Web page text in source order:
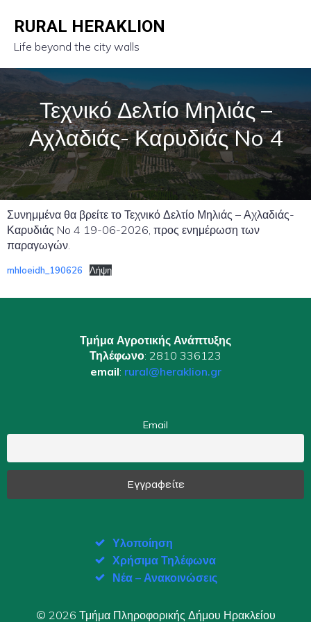
RURAL HERAKLION
Life beyond the city walls
Τεχνικό Δελτίο Μηλιάς –
Αχλαδιάς- Καρυδιάς No 4
Συνημμένα θα βρείτε το Τεχνικό Δελτίο Μηλιάς – Αχλαδιάς-
Καρυδιάς No 4 19-06-2026, προς ενημέρωση των
παραγωγών.
mhloeidh_190626 Λήψη
Τμήμα Αγροτικής Ανάπτυξης
Τηλέφωνο: 2810 336123
email: rural@heraklion.gr
Email
Υλοποίηση
Χρήσιμα Τηλέφωνα
Νέα – Ανακοινώσεις
© 2026 Τμήμα Πληροφορικής Δήμου Ηρακλείου